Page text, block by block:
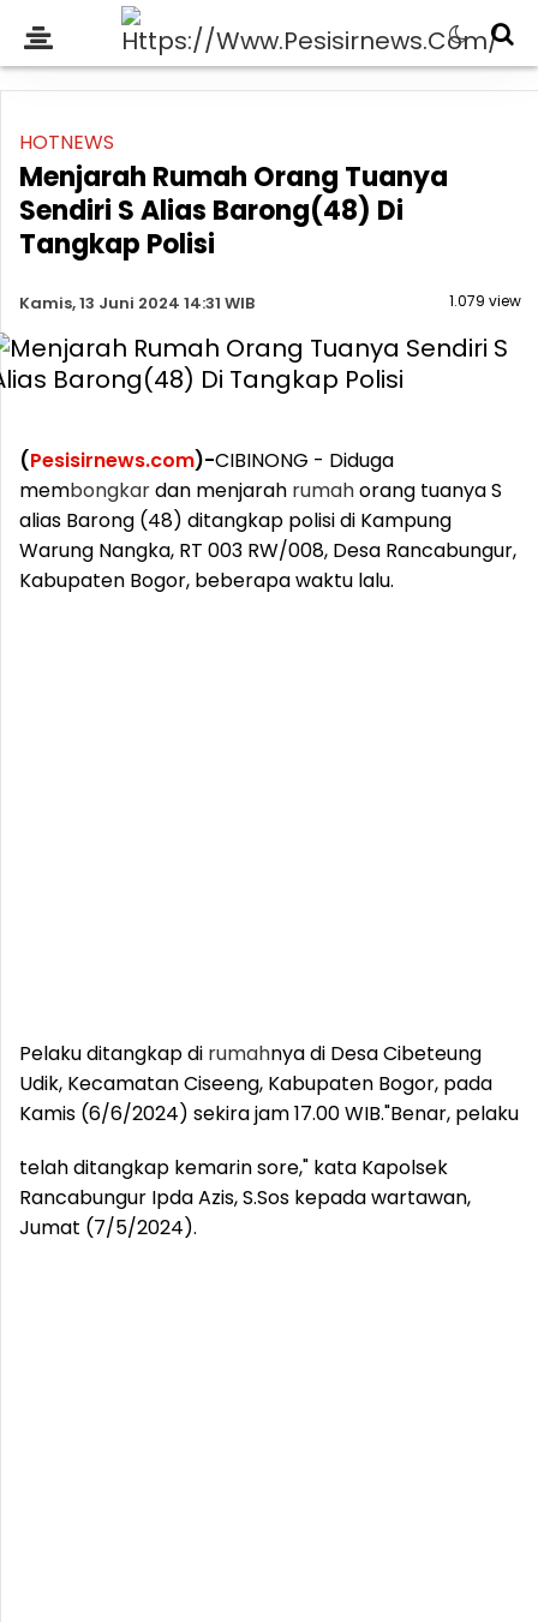
HOTNEWS
Menjarah Rumah Orang Tuanya
Sendiri S Alias Barong(48) Di
Tangkap Polisi
Kamis, 13 Juni 2024 14:31 WIB 1.079 view
(Pesisirnews.com)-CIBINONG - Diduga
membongkardan menjarah rumahorang tuanya S
alias Barong (48) ditangkap polisi di Kampung
Warung Nangka, RT 003 RW/008, Desa Rancabungur,
Kabupaten Bogor, beberapa waktu lalu.
Pelaku ditangkap di rumahnya di Desa Cibeteung
Udik, Kecamatan Ciseeng, Kabupaten Bogor, pada
Kamis (6/6/2024) sekira jam 17.00 WIB."Benar, pelaku
telah ditangkap kemarin sore," kata Kapolsek
Rancabungur Ipda Azis, S.Sos kepada wartawan,
Jumat (7/5/2024).